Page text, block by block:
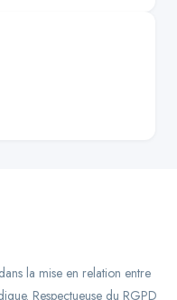
la mise en relation entre
Respectueuse du RGPD